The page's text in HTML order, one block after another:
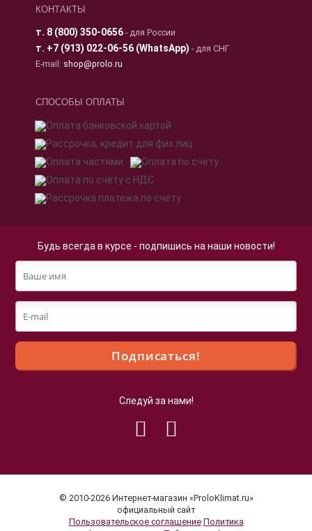
КОНТАКТЫ
т. 8 (800) 350-0656- для России
т. +7 (913) 022-06-56 (WhatsApp) - для СНГ
E-mail: shop@prolo.ru
СПОСОБЫ ОПЛАТЫ
Будь всегда в курсе - подпишись на наши новости!
Следуй за нами!
© 2010-2026 Интернет-магазин «ProloKlimat.ru»
официальный сайт
Пользовательское соглашение Политика
Продолжая просмотр страниц нашего сайта, вы
Политики в отношении обработки
персональных данных.